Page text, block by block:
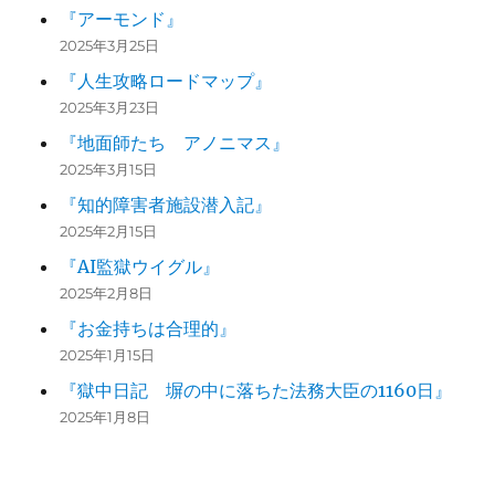
『アーモンド』
2025年3月25日
『人生攻略ロードマップ』
2025年3月23日
『地面師たち アノニマス』
2025年3月15日
『知的障害者施設潜入記』
2025年2月15日
『AI監獄ウイグル』
2025年2月8日
『お金持ちは合理的』
2025年1月15日
『獄中日記 塀の中に落ちた法務大臣の1160日』
2025年1月8日